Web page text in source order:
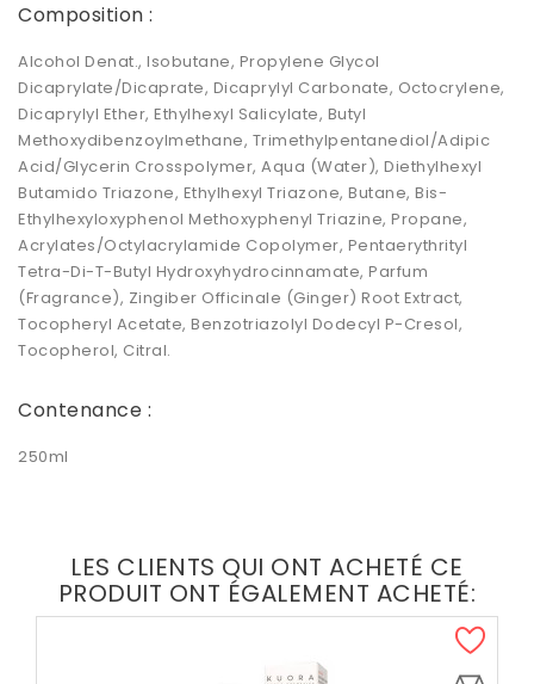
Composition :
Alcohol Denat., Isobutane, Propylene Glycol
Dicaprylate/Dicaprate, Dicaprylyl Carbonate, Octocrylene,
Dicaprylyl Ether, Ethylhexyl Salicylate, Butyl
Methoxydibenzoylmethane, Trimethylpentanediol/Adipic
Acid/Glycerin Crosspolymer, Aqua (Water), Diethylhexyl
Butamido Triazone, Ethylhexyl Triazone, Butane, Bis-
Ethylhexyloxyphenol Methoxyphenyl Triazine, Propane,
Acrylates/Octylacrylamide Copolymer, Pentaerythrityl
Tetra-Di-T-Butyl Hydroxyhydrocinnamate, Parfum
(Fragrance), Zingiber Officinale (Ginger) Root Extract,
Tocopheryl Acetate, Benzotriazolyl Dodecyl P-Cresol,
Tocopherol, Citral.
Contenance :
250ml
LES CLIENTS QUI ONT ACHETÉ CE
PRODUIT ONT ÉGALEMENT ACHETÉ: